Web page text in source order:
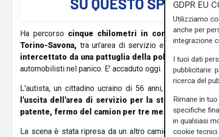
Ha percorso cinque chilometri in contromano,a
Torino-Savona, tra un'area di servizio e il casello di
intercettato da una pattuglia della polstrada
automobilisti nel panico. E' accaduto oggi.
L'autista, un cittadino ucraino di 56 anni, ha spiegato
l'uscita dell'area di servizio per la stanchezza . Per
patente, fermo del camion per tre mesi e multa da 2
La scena è stata ripresa da un altro camionista e il
GDPR EU
Utilizziamo
anche per
integrazione
I tuoi dati
pubblicitarie:
ricerca del
Rimane in
specifiche
in qualsiasi
cookie tecnici